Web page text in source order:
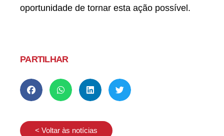
oportunidade de tornar esta ação possível.
PARTILHAR
< Voltar às notícias